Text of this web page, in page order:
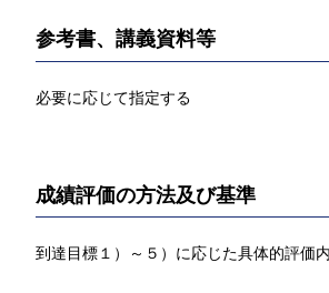
参考書、講義資料等
必要に応じて指定する
成績評価の方法及び基準
到達目標１）～５）に応じた具体的評価